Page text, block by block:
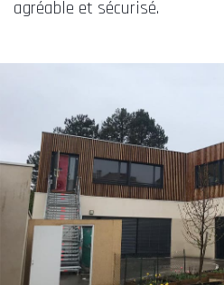
agréable et sécurisé.